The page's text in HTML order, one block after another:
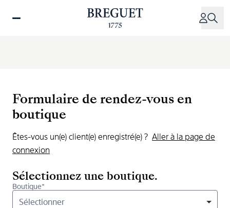
Formulaire de rendez-vous en
boutique
Êtes-vous un(e) client(e) enregistré(e) ? Aller à la page de
connexion
Sélectionnez une boutique.
Boutique*
Sélectionner